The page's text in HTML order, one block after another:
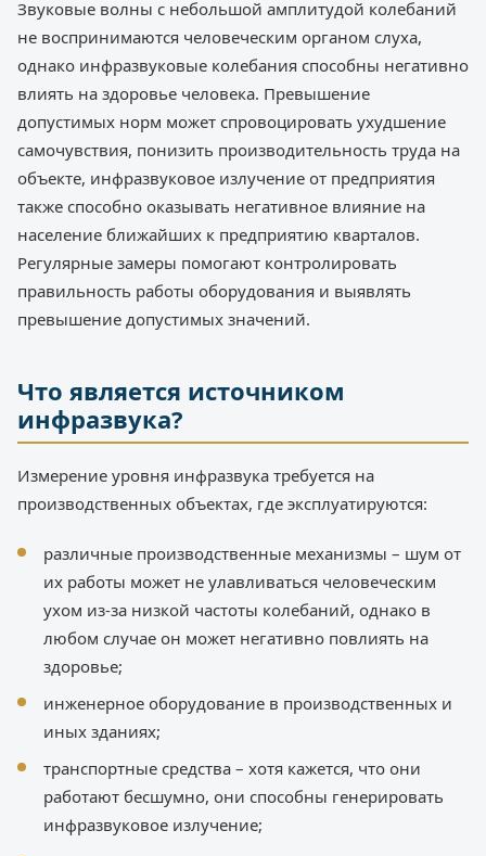
Звуковые волны с небольшой амплитудой колебаний
не воспринимаются человеческим органом слуха,
однако инфразвуковые колебания способны негативно
влиять на здоровье человека. Превышение
допустимых норм может спровоцировать ухудшение
самочувствия, понизить производительность труда на
объекте, инфразвуковое излучение от предприятия
также способно оказывать негативное влияние на
население ближайших к предприятию кварталов.
Регулярные замеры помогают контролировать
правильность работы оборудования и выявлять
превышение допустимых значений.
Что является источником
инфразвука?
Измерение уровня инфразвука требуется на
производственных объектах, где эксплуатируются:
различные производственные механизмы – шум от
их работы может не улавливаться человеческим
ухом из-за низкой частоты колебаний, однако в
любом случае он может негативно повлиять на
здоровье;
инженерное оборудование в производственных и
иных зданиях;
транспортные средства – хотя кажется, что они
работают бесшумно, они способны генерировать
инфразвуковое излучение;